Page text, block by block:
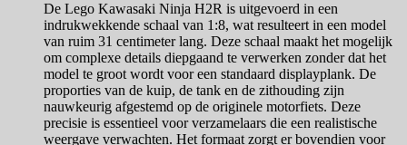
De Lego Kawasaki Ninja H2R is uitgevoerd in een
indrukwekkende schaal van 1:8, wat resulteert in een model
van ruim 31 centimeter lang. Deze schaal maakt het mogelijk
om complexe details diepgaand te verwerken zonder dat het
model te groot wordt voor een standaard displayplank. De
proporties van de kuip, de tank en de zithouding zijn
nauwkeurig afgestemd op de originele motorfiets. Deze
precisie is essentieel voor verzamelaars die een realistische
weergave verwachten. Het formaat zorgt er bovendien voor